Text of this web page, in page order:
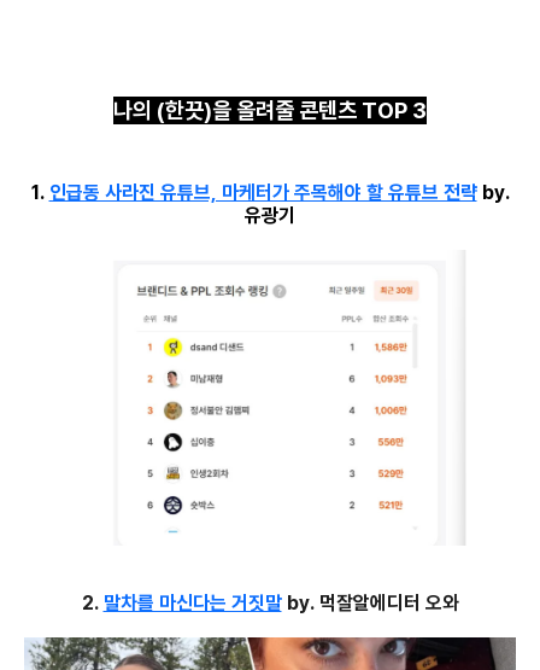
나의 (한끗)을 올려줄 콘텐츠 TOP 3
1. 인급동 사라진 유튜브, 마케터가 주목해야 할 유튜브 전략by.
유광기
2. 말차를 마신다는 거짓말by. 먹잘알에디터 오와